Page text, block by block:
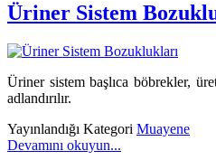
Üriner Sistem
Üriner sistem başlıca böbrekler,
adlandırılır.
Yayınlandığı Kategori Muayene
Devamını okuyun...